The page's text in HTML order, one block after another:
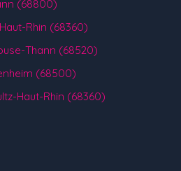
(68800)
Rhin (68360)
Thann (68520)
(68500)
Haut-Rhin (68360)